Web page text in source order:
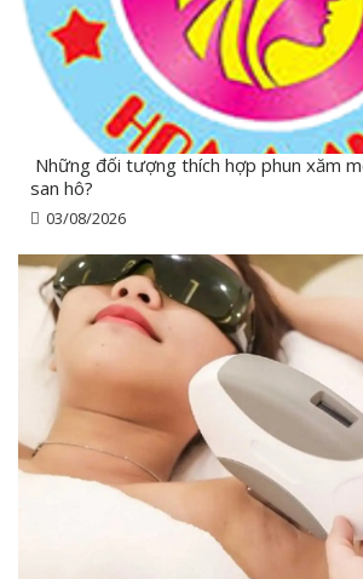
Những đối tượng thích hợp phun xăm
san hô?
03/08/2026